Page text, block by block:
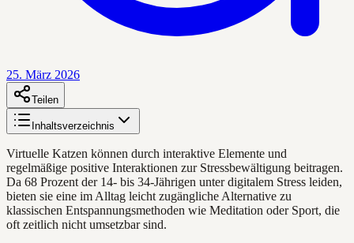
25. März 2026
Teilen
Inhaltsverzeichnis
Virtuelle Katzen können durch interaktive Elemente und
regelmäßige positive Interaktionen zur Stressbewältigung beitragen.
Da 68 Prozent der 14- bis 34-Jährigen unter digitalem Stress leiden,
bieten sie eine im Alltag leicht zugängliche Alternative zu
klassischen Entspannungsmethoden wie Meditation oder Sport, die
oft zeitlich nicht umsetzbar sind.